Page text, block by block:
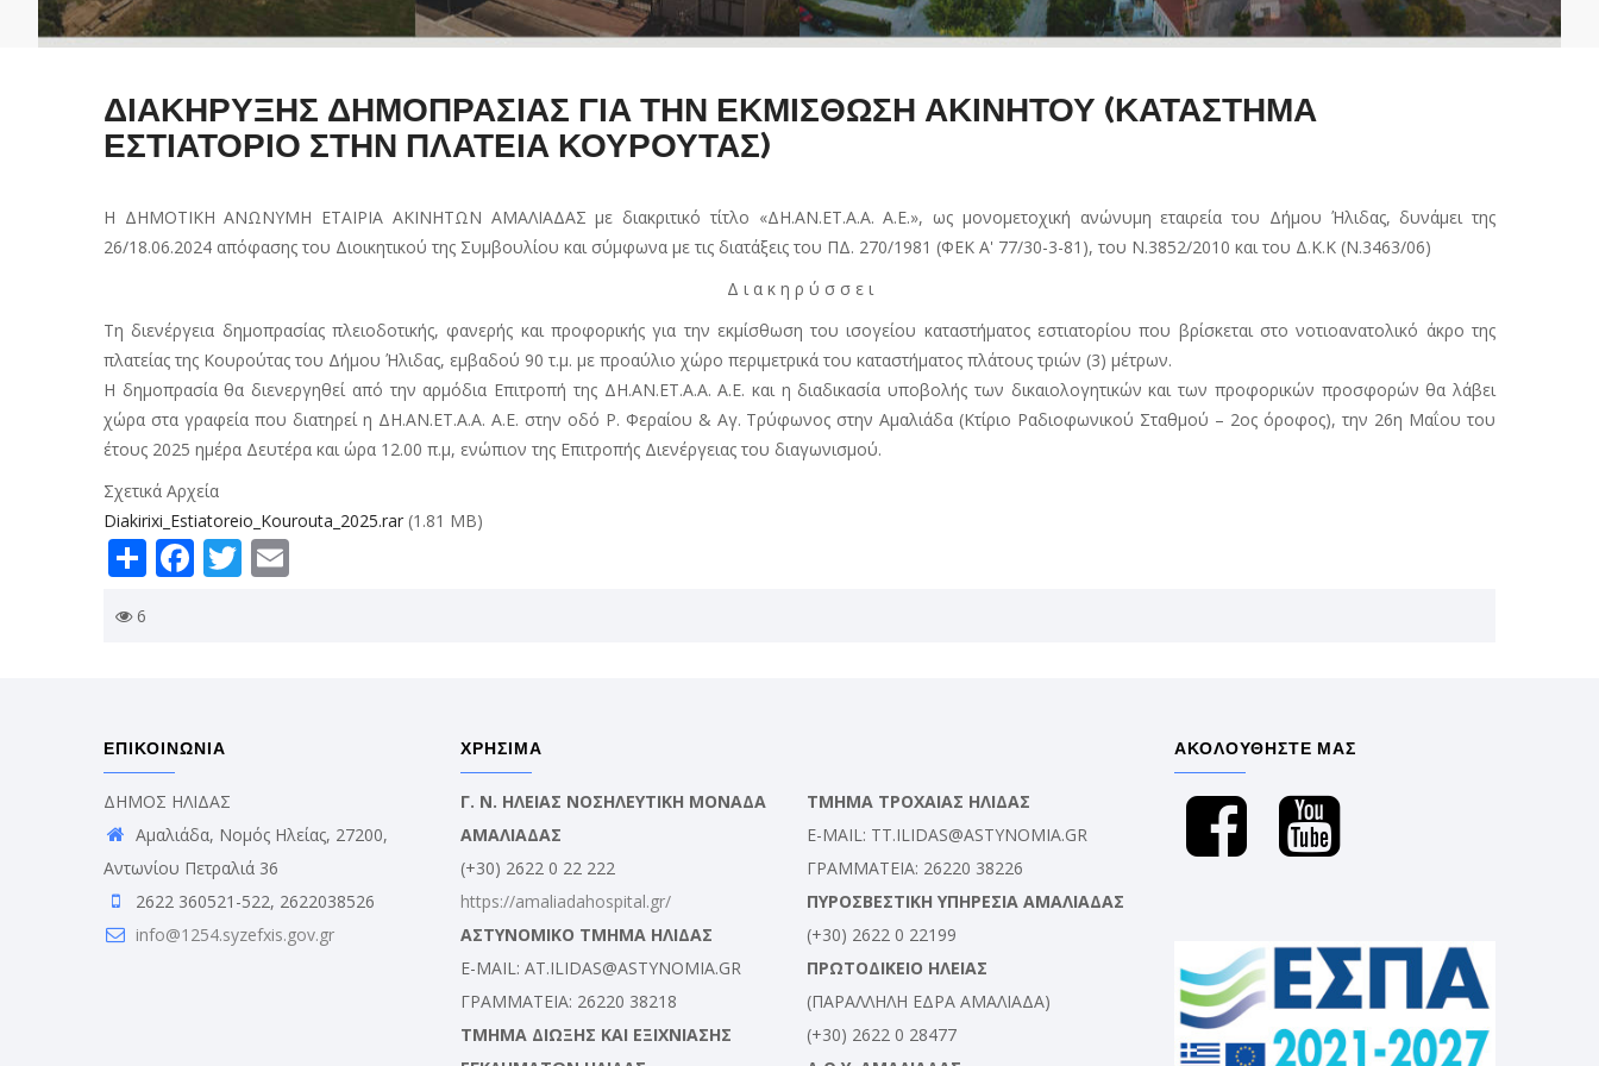
ΔΙΑΚΗΡΥΞΗΣ ΔΗΜΟΠΡΑΣΙΑΣ ΓΙΑ ΤΗΝ ΕΚΜΙΣΘΩΣΗ ΑΚΙΝΗΤΟΥ (ΚΑΤΑΣΤΗΜΑ
ΕΣΤΙΑΤΟΡΙΟ ΣΤΗΝ ΠΛΑΤΕΙΑ ΚΟΥΡΟΥΤΑΣ)
Η ΔΗΜΟΤΙΚΗ ΑΝΩΝΥΜΗ ΕΤΑΙΡΙΑ ΑΚΙΝΗΤΩΝ ΑΜΑΛΙΑΔΑΣ με διακριτικό τίτλο «ΔΗ.ΑΝ.ΕΤ.Α.Α. Α.Ε.», ως μονομετοχική ανώνυμη εταιρεία του Δήμου Ήλιδας, δυνάμει της
26/18.06.2024 απόφασης του Διοικητικού της Συμβουλίου και σύμφωνα με τις διατάξεις του ΠΔ. 270/1981 (ΦΕΚ Α' 77/30-3-81), του Ν.3852/2010 και του Δ.Κ.Κ (Ν.3463/06)
Δ ι α κ η ρ ύ σ σ ε ι
Τη διενέργεια δημοπρασίας πλειοδοτικής, φανερής και προφορικής για την εκμίσθωση του ισογείου καταστήματος εστιατορίου που βρίσκεται στο νοτιοανατολικό άκρο της
πλατείας της Κουρούτας του Δήμου Ήλιδας, εμβαδού 90 τ.μ. με προαύλιο χώρο περιμετρικά του καταστήματος πλάτους τριών (3) μέτρων.
Η δημοπρασία θα διενεργηθεί από την αρμόδια Επιτροπή της ΔΗ.ΑΝ.ΕΤ.Α.Α. Α.Ε. και η διαδικασία υποβολής των δικαιολογητικών και των προφορικών προσφορών θα λάβει
χώρα στα γραφεία που διατηρεί η ΔΗ.ΑΝ.ΕΤ.Α.Α. Α.Ε. στην οδό Ρ. Φεραίου & Αγ. Τρύφωνος στην Αμαλιάδα (Κτίριο Ραδιοφωνικού Σταθμού – 2ος όροφος), την 26η Μαΐου του
έτους 2025 ημέρα Δευτέρα και ώρα 12.00 π.μ, ενώπιον της Επιτροπής Διενέργειας του διαγωνισμού.
Σχετικά Αρχεία
Diakirixi_Estiatoreio_Kourouta_2025.rar (1.81 MB)
ShareFacebook
Twitter
6
ΕΠΙΚΟΙΝΩΝΙΑ
ΔΗΜΟΣ ΗΛΙΔΑΣ
Αμαλιάδα, Νομός Ηλείας, 27200,
Αντωνίου Πετραλιά 36
2622 360521-522, 2622038526
info@1254.syzefxis.gov.gr
ΧΡΗΣΙΜΑ
Γ. Ν. ΗΛΕΙΑΣ ΝΟΣΗΛΕΥΤΙΚΗ ΜΟΝΑΔΑ
ΑΜΑΛΙΑΔΑΣ
(+30) 2622 0 22 222
https://amaliadahospital.gr/
ΑΣΤΥΝΟΜΙΚΟ ΤΜΗΜΑ ΗΛΙΔΑΣ
E-MAIL: AT.ILIDAS@ASTYNOMIA.GR
ΓΡΑΜΜΑΤΕΙΑ: 26220 38218
ΤΜΗΜΑ ΔΙΩΞΗΣ ΚΑΙ ΕΞΙΧΝΙΑΣΗΣ
ΤΜΗΜΑ ΤΡΟΧΑΙΑΣ ΗΛΙΔΑΣ
E-MAIL: TT.ILIDAS@ASTYNOMIA.GR
ΓΡΑΜΜΑΤΕΙΑ: 26220 38226
ΠΥΡΟΣΒΕΣΤΙΚΗ ΥΠΗΡΕΣΙΑ ΑΜΑΛΙΑΔΑΣ
(+30) 2622 0 22199
ΠΡΩΤΟΔΙΚΕΙΟ ΗΛΕΙΑΣ
(ΠΑΡΑΛΛΗΛΗ ΕΔΡΑ ΑΜΑΛΙΑΔΑ)
(+30) 2622 0 28477
ΑΚΟΛΟΥΘΗΣΤΕ ΜΑΣ